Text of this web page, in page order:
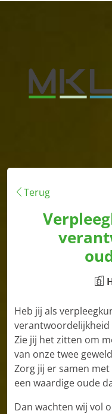
Terug
Heb jij als
verantwoordelijkheid
Zie jij het zitten om
van onze twee
Zorg jij er samen
een waardige oude
Dan wachten wij vol